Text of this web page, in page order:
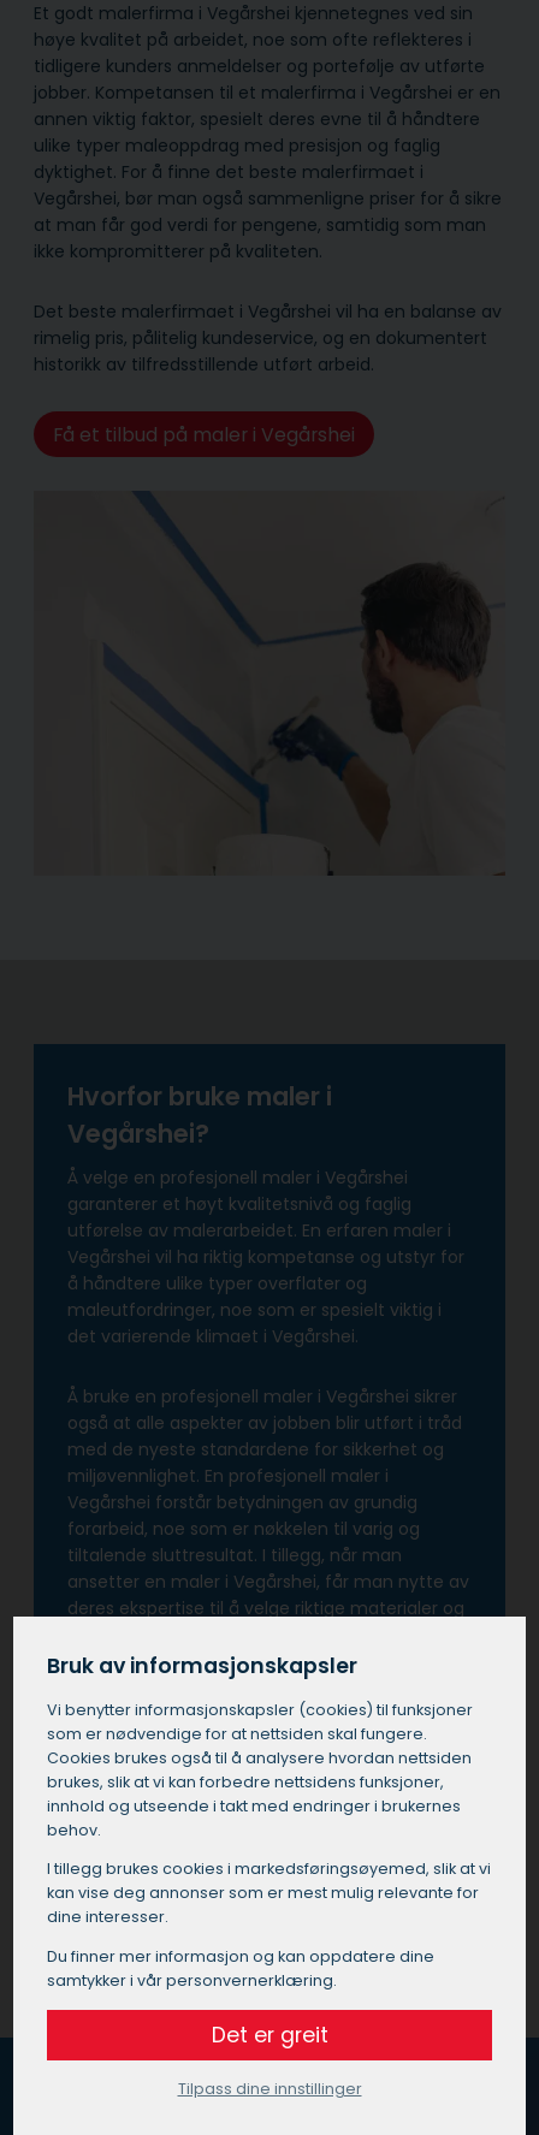
Et godt malerfirma i Vegårshei kjennetegnes ved sin
høye kvalitet på arbeidet, noe som ofte reflekteres i
tidligere kunders anmeldelser og portefølje av utførte
jobber. Kompetansen til et malerfirma i Vegårshei er en
annen viktig faktor, spesielt deres evne til å håndtere
ulike typer maleoppdrag med presisjon og faglig
dyktighet. For å finne det beste malerfirmaet i
Vegårshei, bør man også sammenligne priser for å sikre
at man får god verdi for pengene, samtidig som man
ikke kompromitterer på kvaliteten.
Det beste malerfirmaet i Vegårshei vil ha en balanse av
rimelig pris, pålitelig kunde­service, og en dokumentert
historikk av tilfredsstillende utført arbeid.
Få et tilbud på maler i Vegårshei
Hvorfor bruke maler i
Vegårshei?
Å velge en profesjonell maler i Vegårshei
garanterer et høyt kvalitetsnivå og faglig
utførelse av malerarbeidet. En erfaren maler i
Vegårshei vil ha riktig kompetanse og utstyr for
å håndtere ulike typer overflater og
maleutfordringer, noe som er spesielt viktig i
det varierende klimaet i Vegårshei.
Å bruke en profesjonell maler i Vegårshei sikrer
også at alle aspekter av jobben blir utført i tråd
med de nyeste standardene for sikkerhet og
miljøvennlighet. En profesjonell maler i
Vegårshei forstår betydningen av grundig
forarbeid, noe som er nøkkelen til varig og
tiltalende sluttresultat. I tillegg, når man
ansetter en maler i Vegårshei, får man nytte av
deres ekspertise til å velge riktige materialer og
bygning.
Å investere i tjenester fra en profesjonell maler i
Vegårshei betyr også at man unngår de vanlige
fallgruvene som kan oppstå ved utføre
prosjektet selv eller ved å bruke ukvalifisert
personell.
Få et tilbud på maler i Vegårshei
Bruk av informasjonskapsler
Vi benytter informasjons­kapsler (cookies) til funksjoner
som er nødvendige for at nettsiden skal fungere.
Cookies brukes også til å analysere hvordan nettsiden
brukes, slik at vi kan forbedre nettsidens funksjoner,
innhold og utseende i takt med endringer i brukernes
behov.
I tillegg brukes cookies i markedsførings­øyemed, slik at vi
kan vise deg annonser som er mest mulig relevante for
dine interesser.
Du finner mer informasjon og kan oppdatere dine
samtykker i vår personvernerklæring.
Det er greit
Tilpass dine innstillinger